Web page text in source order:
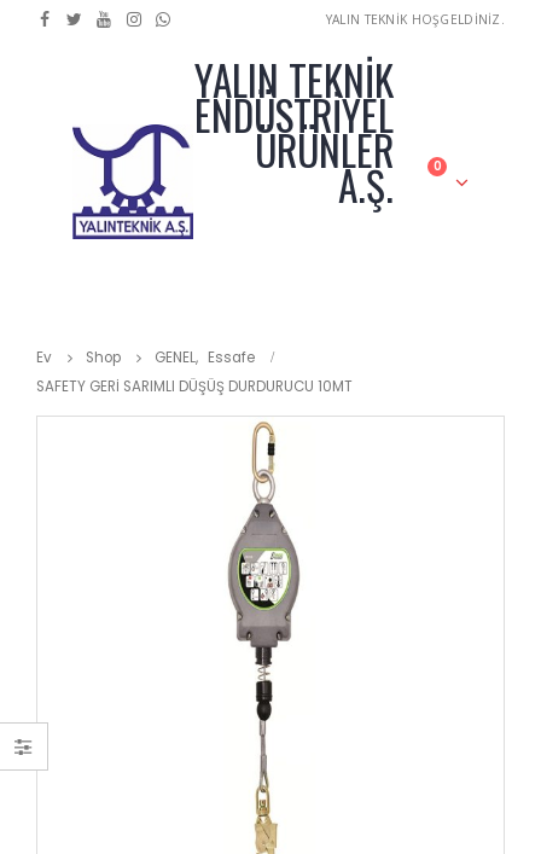
YALIN TEKNİK HOŞGELDİNİZ.
YALIN TEKNİK
ENDÜSTRİYEL
ÜRÜNLER
A.Ş. 0
Ev Shop GENEL, Essafe
SAFETY GERİ SARIMLI DÜŞÜŞ DURDURUCU 10MT